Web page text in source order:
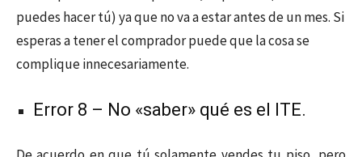
puedes hacer tú) ya que no va a estar antes de un mes. Si
esperas a tener el comprador puede que la cosa se
complique innecesariamente.
Error 8 – No «saber» qué es el ITE.